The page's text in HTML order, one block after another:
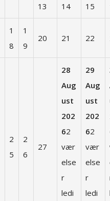
13
14
15
1
8
1
9
20 21 22
2
5
2
6
27
28
Aug
ust
202
62
vær
else
r
ledi
29
Aug
ust
202
62
vær
else
r
ledi